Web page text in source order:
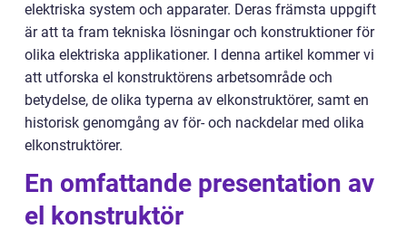
elektriska system och apparater. Deras främsta uppgift
är att ta fram tekniska lösningar och konstruktioner för
olika elektriska applikationer. I denna artikel kommer vi
att utforska el konstruktörens arbetsområde och
betydelse, de olika typerna av elkonstruktörer, samt en
historisk genomgång av för- och nackdelar med olika
elkonstruktörer.
En omfattande presentation av
el konstruktör